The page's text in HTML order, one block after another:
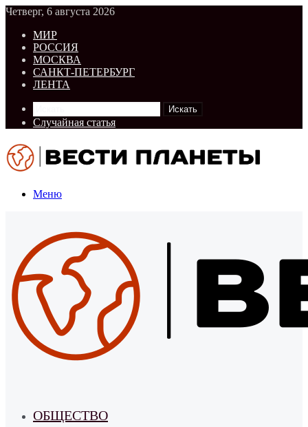
Четверг, 6 августа 2026
МИР
РОССИЯ
МОСКВА
САНКТ-ПЕТЕРБУРГ
ЛЕНТА
Искать
Случайная статья
Меню
ОБЩЕСТВО